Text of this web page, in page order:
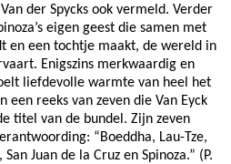
an der Spycks ook vermeld. Verder
eigen geest die samen met
en een tochtje maakt, de wereld in
Enigszins merkwaardig en
liefdevolle warmte van heel het
reeks van zeven die Van Eyck
titel van de bundel. Zijn zeven
“Boeddha, Lau-Tze,
Juan de la Cruz en Spinoza.” (P.